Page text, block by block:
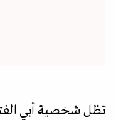
تظل شخصية أبي